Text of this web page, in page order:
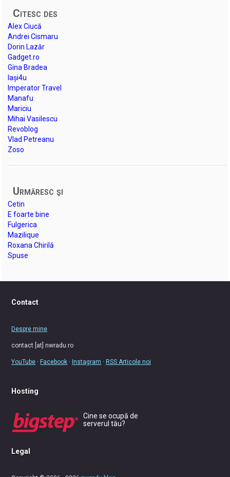
Citesc des
Alex Ciucă
Andrei Cismaru
Dorin Lazăr
Gadget.ro
Gina Bradea
Iași4u
Imperator Travel
Manafu
Mariciu
Mihai Vasilescu
Revoblog
Vlad Petreanu
Zoso
Urmăresc şi
Cetin
E foarte bine
Fulgerica
Mazilique
Roxana Chirilă
Spuse
Contact
Despre mine
contact [at] nwradu.ro
YouTube ·Facebook ·Instagram ·RSS Articole noi
Hosting
Cine se ocupă de
serverul tău?
Legal